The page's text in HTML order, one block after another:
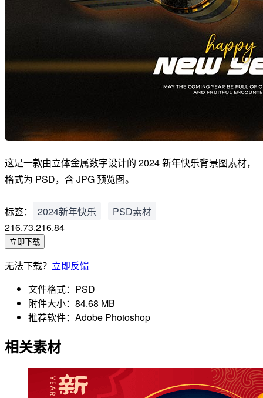
这是一款由立体金属数字设计的 2024 新年快乐背景图素材，
格式为 PSD，含 JPG 预览图。
标签： 2024新年快乐
PSD素材
216.73.216.84
立即下载
无法下载？ 立即反馈
文件格式： PSD
附件大小： 84.68 MB
推荐软件： Adobe Photoshop
相关素材